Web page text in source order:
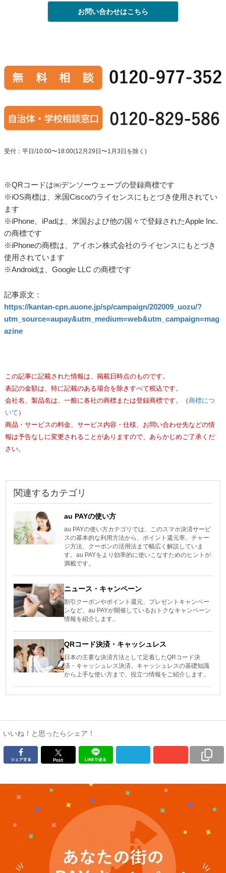
お問い合わせはこちら
受付：平日/10:00〜18:00(12月29日〜1月3日を除く)
※QRコードは㈱デンソーウェーブの登録商標です
※iOS商標は、米国Ciscoのライセンスにもとづき使用されてい
ます
※iPhone、iPadは、米国および他の国々で登録されたApple Inc.
の商標です
※iPhoneの商標は、アイホン株式会社のライセンスにもとづき
使用されています
※Androidは、Google LLC の商標です
記事原文：
https://kantan-cpn.auone.jp/sp/campaign/202009_uozu/?
utm_source=aupay&utm_medium=web&utm_campaign=mag
azine
この記事に記載された情報は、掲載日時点のものです。
表記の金額は、特に記載のある場合を除きすべて税込です。
会社名、製品名は、一般に各社の商標または登録商標です。（商標につ
いて ）
商品・サービスの料金、サービス内容・仕様、お問い合わせ先などの情
報は予告なしに変更されることがありますので、あらかじめご了承くだ
さい。
関連するカテゴリ
au PAYの使い方
au PAYの使い方カテゴリでは、このスマホ決済サービ
スの基本的な利用方法から、ポイント還元率、チャー
ジ方法、クーポンの活用法まで幅広く解説していま
す。au PAYをより効率的に使いこなすためのヒントが
満載です。
ニュース・キャンペーン
割引クーポンやポイント還元、プレゼントキャンペー
ンなど、au PAYが開催しているおトクなキャンペーン
情報を紹介します。
QRコード決済・キャッシュレス
日本の主要な決済方法として定着したQRコード決
済・キャッシュレス決済。キャッシュレスの基礎知識
から上手な使い方まで、役立つ情報をご紹介します。
いいね！と思ったらシェア！